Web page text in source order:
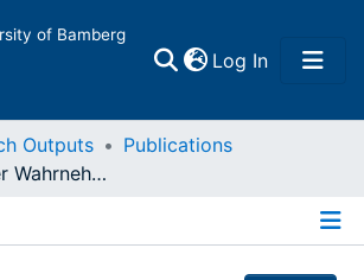
of Bamberg
Log In(current)
Outputs
Publications
Förderung der Wahrnehmung von Lernprozessen durch die Anwendung der Basismodelle des Lernens bei der Gestaltung von Unterricht